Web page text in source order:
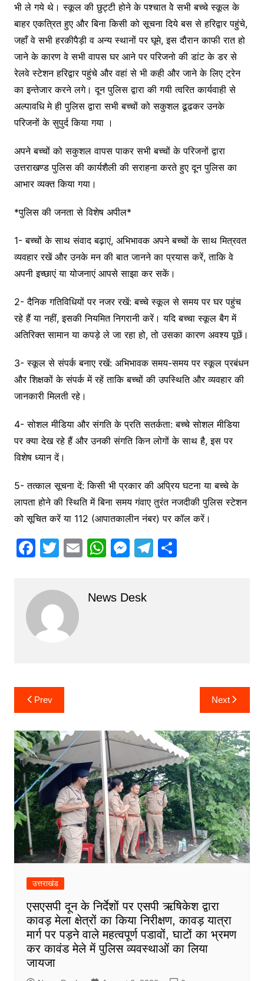
भी ले गये थे। स्कूल की छुट्टी होने के पश्चात वेे सभी बच्चे स्कूल के
बाहर एकत्रित हुए और बिना किसी को सूचना दिये बस से हरिद्वार पहुंचे,
जहाँ वे सभी हरकीपैड़ी व अन्य स्थानों पर घूमे, इस दौरान काफी रात हो
जाने के कारण वे सभी वापस घर आने पर परिजनो की डांट के डर से
रेलवे स्टेशन हरिद्वार पहुंचे और वहां से भी कही और जाने के लिए ट्रेन
का इन्तेजार करने लगे। दून पुलिस द्वारा की गयी त्वरित कार्यवाही से
अल्पावधि मे ही पुलिस द्वारा सभी बच्चों को सकुशल ढूढकर उनके
परिजनों के सुपुर्द किया गया ।
अपने बच्चों को सकुशल वापस पाकर सभी बच्चों के परिजनों द्वारा
उत्तराखण्ड पुलिस की कार्यशैली की सराहना करते हुए दून पुलिस का
आभार व्यक्त किया गया।
*पुलिस की जनता से विशेष अपील*
1- बच्चों के साथ संवाद बढ़ाएं, अभिभावक अपने बच्चों के साथ मित्रवत
व्यवहार रखें और उनके मन की बात जानने का प्रयास करें, ताकि वे
अपनी इच्छाएं या योजनाएं आपसे साझा कर सकें।
2- दैनिक गतिविधियों पर नजर रखें: बच्चे स्कूल से समय पर घर पहुंच
रहे हैं या नहीं, इसकी नियमित निगरानी करें। यदि बच्चा स्कूल बैग में
अतिरिक्त सामान या कपड़े ले जा रहा हो, तो उसका कारण अवश्य पूछें।
3- स्कूल से संपर्क बनाए रखें: अभिभावक समय-समय पर स्कूल प्रबंधन
और शिक्षकों के संपर्क में रहें ताकि बच्चों की उपस्थिति और व्यवहार की
जानकारी मिलती रहे।
4- सोशल मीडिया और संगति के प्रति सतर्कता: बच्चे सोशल मीडिया
पर क्या देख रहे हैं और उनकी संगति किन लोगों के साथ है, इस पर
विशेष ध्यान दें।
5- तत्काल सूचना दें: किसी भी प्रकार की अप्रिय घटना या बच्चे के
लापता होने की स्थिति में बिना समय गंवाए तुरंत नजदीकी पुलिस स्टेशन
को सूचित करें या 112 (आपातकालीन नंबर) पर कॉल करें।
F
c
e
b
o
T
itt
er
E W
s
M
s
T S
News Desk
Post
navigation
Prev Next
उत्तराखंड
एसएसपी दून के निर्देशों पर एसपी ऋषिकेश द्वारा
कावड़ मेला क्षेत्रों का किया निरीक्षण, कावड़ यात्रा
मार्ग पर पड़ने वाले महत्वपूर्ण पडावों, घाटों का भ्रमण
कर कावंड मेले में पुलिस व्यवस्थाओं का लिया
जायजा